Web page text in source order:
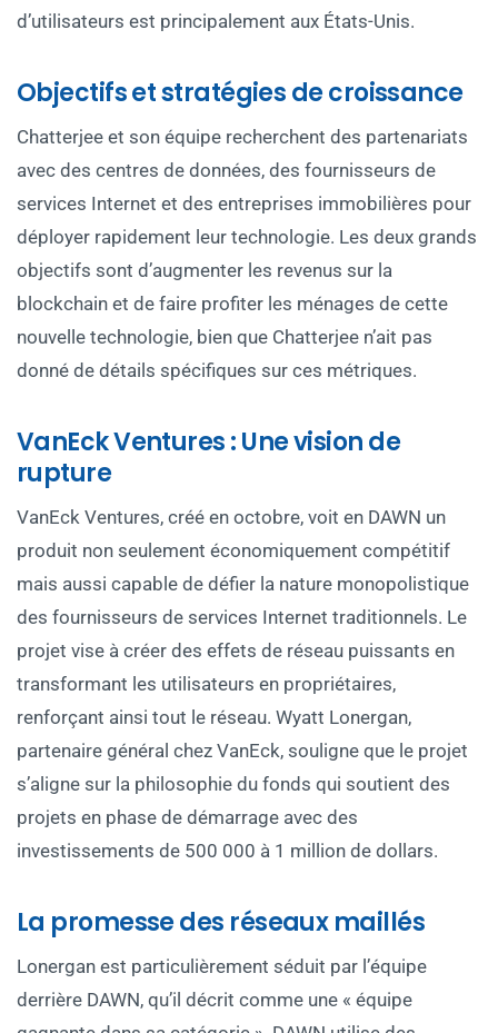
d’utilisateurs est principalement aux États-Unis.
Objectifs et stratégies de croissance
Chatterjee et son équipe recherchent des partenariats
avec des centres de données, des fournisseurs de
services Internet et des entreprises immobilières pour
déployer rapidement leur technologie. Les deux grands
objectifs sont d’augmenter les revenus sur la
blockchain et de faire profiter les ménages de cette
nouvelle technologie, bien que Chatterjee n’ait pas
donné de détails spécifiques sur ces métriques.
VanEck Ventures : Une vision de
rupture
VanEck Ventures, créé en octobre, voit en DAWN un
produit non seulement économiquement compétitif
mais aussi capable de défier la nature monopolistique
des fournisseurs de services Internet traditionnels. Le
projet vise à créer des effets de réseau puissants en
transformant les utilisateurs en propriétaires,
renforçant ainsi tout le réseau. Wyatt Lonergan,
partenaire général chez VanEck, souligne que le projet
s’aligne sur la philosophie du fonds qui soutient des
projets en phase de démarrage avec des
investissements de 500 000 à 1 million de dollars.
La promesse des réseaux maillés
Lonergan est particulièrement séduit par l’équipe
derrière DAWN, qu’il décrit comme une « équipe